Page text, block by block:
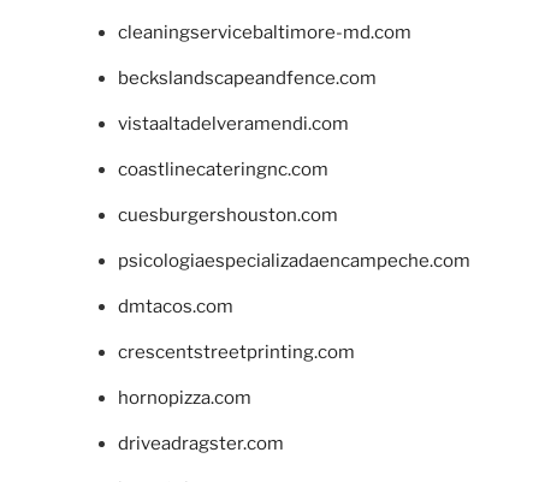
cleaningservicebaltimore-md.com
beckslandscapeandfence.com
vistaaltadelveramendi.com
coastlinecateringnc.com
cuesburgershouston.com
psicologiaespecializadaencampeche.com
dmtacos.com
crescentstreetprinting.com
hornopizza.com
driveadragster.com